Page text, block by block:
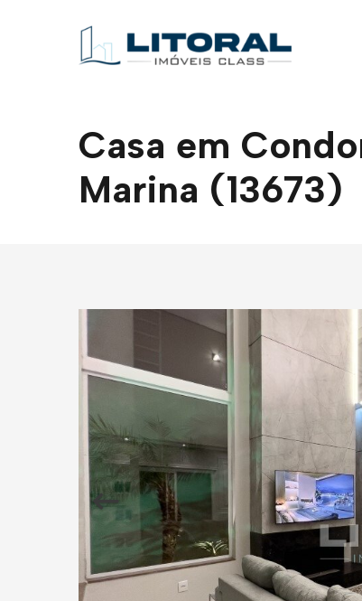
Casa em
Marina (13673)